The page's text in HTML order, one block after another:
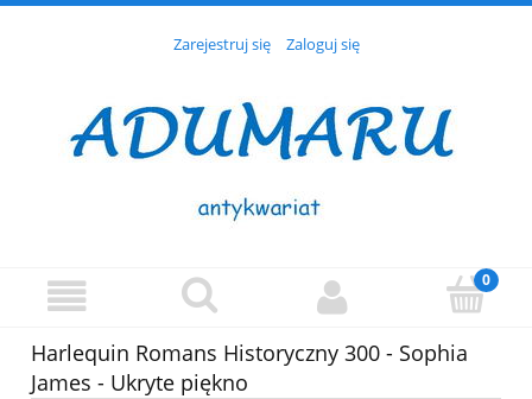
Zarejestruj się Zaloguj się
Harlequin Romans Historyczny 300 - Sophia
James - Ukryte piękno